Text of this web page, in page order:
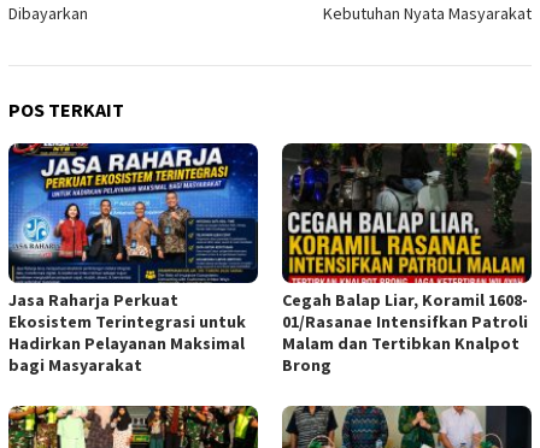
Dibayarkan
Kebutuhan Nyata Masyarakat
POS TERKAIT
Jasa Raharja Perkuat
Ekosistem Terintegrasi untuk
Hadirkan Pelayanan Maksimal
bagi Masyarakat
Cegah Balap Liar, Koramil 1608-
01/Rasanae Intensifkan Patroli
Malam dan Tertibkan Knalpot
Brong